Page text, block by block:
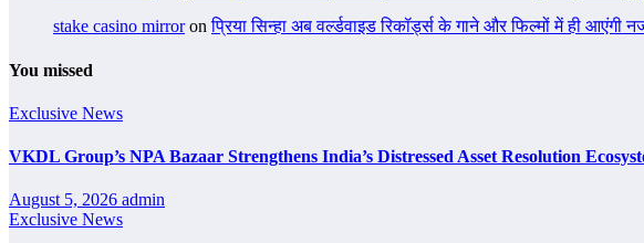
stake casino mirroronप्रिया सिन्हा अब वर्ल्डवाइड रिकॉर्ड्स के गाने और फिल्मों में ही
You missed
Exclusive News
VKDL Group’s NPA Bazaar Strengthens India’s Distressed Asset Resolution
August 5, 2026 admin
Exclusive News